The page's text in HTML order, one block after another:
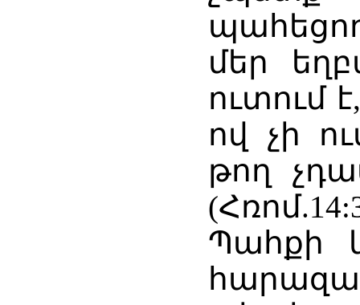
մեր
ուտում
ով չի
թող
Պահքի